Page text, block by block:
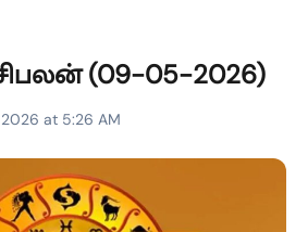
(09-05-2026)
at 5:26 AM